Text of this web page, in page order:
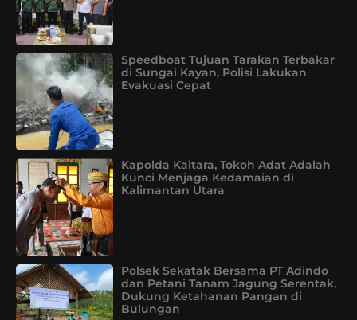
Speedboat Tujuan Tarakan Terbakar
di Sungai Kayan, Polisi Lakukan
Evakuasi Cepat
Kapolda Kaltara, Tokoh Adat Adalah
Kunci Menjaga Kedamaian di
Kalimantan Utara
Polsek Sekatak Bersama PT Adindo
dan Petani Tanam Jagung Serentak,
Dukung Ketahanan Pangan di
Bulungan